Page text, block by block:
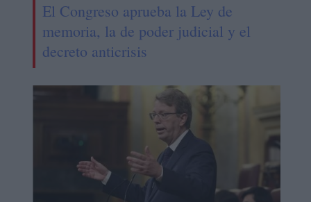
El Congreso aprueba la Ley de
memoria, la de poder judicial y el
decreto anticrisis